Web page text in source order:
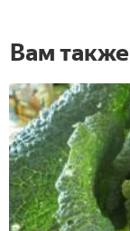
Вам